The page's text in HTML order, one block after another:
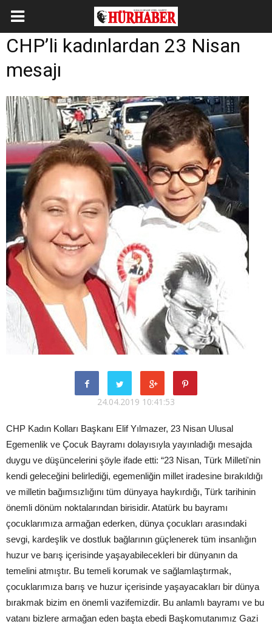
CHP’li kadınlardan 23 Nisan
mesajı
24.04.2019 10:41:53
CHP Kadın Kolları Başkanı Elif Yılmazer, 23 Nisan Ulusal
Egemenlik ve Çocuk Bayramı dolayısıyla yayınladığı mesajda
duygu ve düşüncelerini şöyle ifade etti: “23 Nisan, Türk Milleti'nin
kendi geleceğini belirlediği, egemenliğin millet iradesine bırakıldığı
ve milletin bağımsızlığını tüm dünyaya haykırdığı, Türk tarihinin
önemli dönüm noktalarından birisidir. Atatürk bu bayramı
çocuklarımıza armağan ederken, dünya çocukları arasındaki
sevgi, kardeşlik ve dostluk bağlarının güçlenerek tüm insanlığın
huzur ve barış içerisinde yaşayabilecekleri bir dünyanın da
temelini atmıştır. Bu temeli korumak ve sağlamlaştırmak,
çocuklarımıza barış ve huzur içerisinde yaşayacakları bir dünya
bırakmak bizim en önemli vazifemizdir. Bu anlamlı bayramı ve bu
vatanı bizlere armağan eden başta ebedi Başkomutanımız Gazi